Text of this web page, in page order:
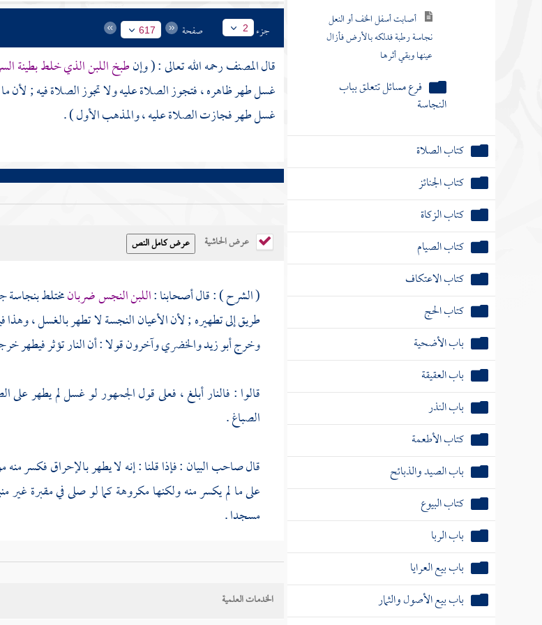
أصابت أسفل الخف أو النعل
نجاسة رطبة فدلكه بالأرض فأزال
عينها وبقي أثرها
فرع مسائل تتعلق بباب
النجاسة
كتاب الصلاة
كتاب الجنائز
كتاب الزكاة
كتاب الصيام
كتاب الاعتكاف
كتاب الحج
باب الأضحية
باب العقيقة
باب النذر
كتاب الأطعمة
باب الصيد والذبائح
كتاب البيوع
باب الربا
باب بيع العرايا
باب بيع الأصول والثمار
جزء 2 صفحة 617
قالالمصنفرحمه الله تعالى : ( وإنطبخ اللبن الذي خلط بطينة
غسل طهر ظاهره ، فتجوز الصلاة عليه ولا تجوز الصلاة فيه ; لأن
غسل طهر فجازت الصلاة عليه ، والمذهب الأول ) .
عرض الحاشية
( الشرح ) : قال أصحابنا :اللبن النجس ضربانمختلط بنجاسة
طريق إلى تطهيره ; لأن الأعيان النجسة لا تطهر بالغسل ،
وخرجأبو زيدوالخضريوآخرون قولا : أن النار تؤثر فيطهر
قالوا : فالنار أبلغ ، فعلى قول الجمهور لو غسل لم يطهر
الصباغ.
قال صاحب البيان : فإذا قلنا : إنه لا يطهر بالإحراق فكسر
على ما لم يكسر منه ولكنها مكروهة كما لو صلى في مقبرة غير
مسجدا .
قال القاضيأبو الطيب: لا يجوز أن يبني به مسجدا ولا
الكراهة ، ولو حمله مصل في صحة صلاته الوجهان فيمن حمل
الخدمات العلمية